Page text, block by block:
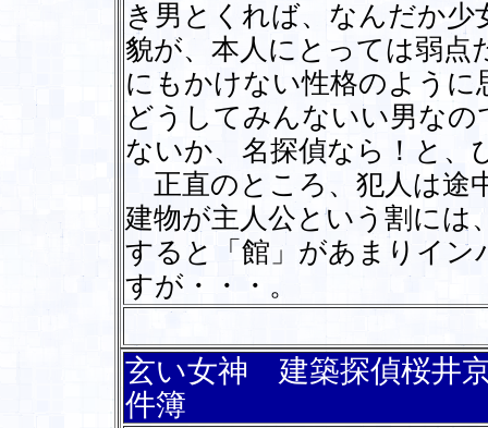
き男とくれば、なんだか
貌が、本人にとっては弱点
にもかけない性格のよう
どうしてみんないい男な
ないか、名探偵なら！と、
正直のところ、犯人は途
建物が主人公という割には
すると「館」があまりイ
すが・・・。
玄い女神 建築探偵桜井
件簿